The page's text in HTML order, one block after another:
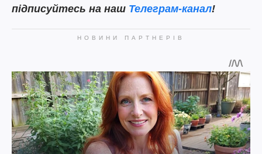
підписуйтесь на наш Телеграм-канал!